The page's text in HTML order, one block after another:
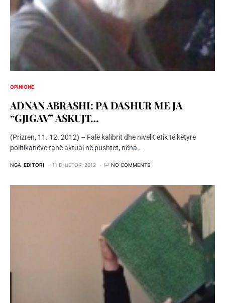
OPINIONE
ADNAN ABRASHI: PA DASHUR ME JA
“GJIGAV” ASKUJT…
(Prizren, 11. 12. 2012) – Falë kalibrit dhe nivelit etik të këtyre
politikanëve tanë aktual në pushtet, nëna…
NGA EDITORI 11 DHJETOR, 2012 NO COMMENTS